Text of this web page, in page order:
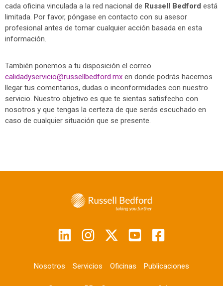
cada oficina vinculada a la red nacional de Russell Bedford está
limitada. Por favor, póngase en contacto con su asesor
profesional antes de tomar cualquier acción basada en esta
información.
También ponemos a tu disposición el correo
calidadyservicio@russellbedford.mx en donde podrás hacernos
llegar tus comentarios, dudas o inconformidades con nuestro
servicio. Nuestro objetivo es que te sientas satisfecho con
nosotros y que tengas la certeza de que serás escuchado en
caso de cualquier situación que se presente.
Nosotros Servicios Oficinas Publicaciones